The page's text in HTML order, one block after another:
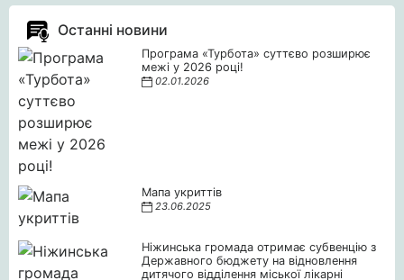
Останні новини
Програма «Турбота» суттєво розширює
межі у 2026 році!
02.01.2026
Мапа укриттів
23.06.2025
Ніжинська громада отримає субвенцію з
Державного бюджету на відновлення
дитячого відділення міської лікарні